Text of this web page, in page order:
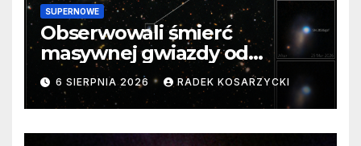
SUPERNOWE
Obserwowali śmierć
masywnej gwiazdy od
samego początku. Niezwykle
cenne dane
6 SIERPNIA 2026 RADEK KOSARZYCKI